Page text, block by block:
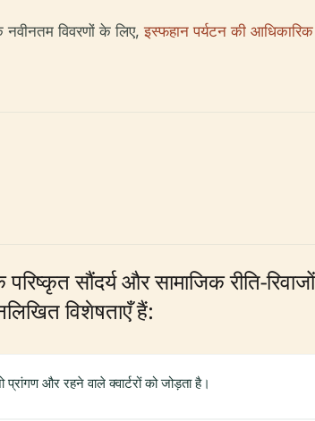
विवरणों के लिए,इस्फहान पर्यटन की
सौंदर्य और सामाजिक रीति-
विशेषताएँ हैं:
और रहने वाले क्वार्टरों को जोड़ता है।